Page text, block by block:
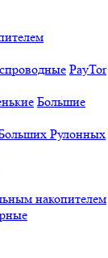
PayTor
Большие
Рулонных
накопителем